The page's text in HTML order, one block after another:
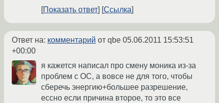
Показать ответ
Ссылка
Ответ на: комментарий от qbe 05.06.2011 15:53:51
+00:00
я кажется написал про смену моника из-за
проблем с ОС, а вовсе не для того, чтобы
сберечь энергию+большее разрешение,
ессно если причина второе, то это все